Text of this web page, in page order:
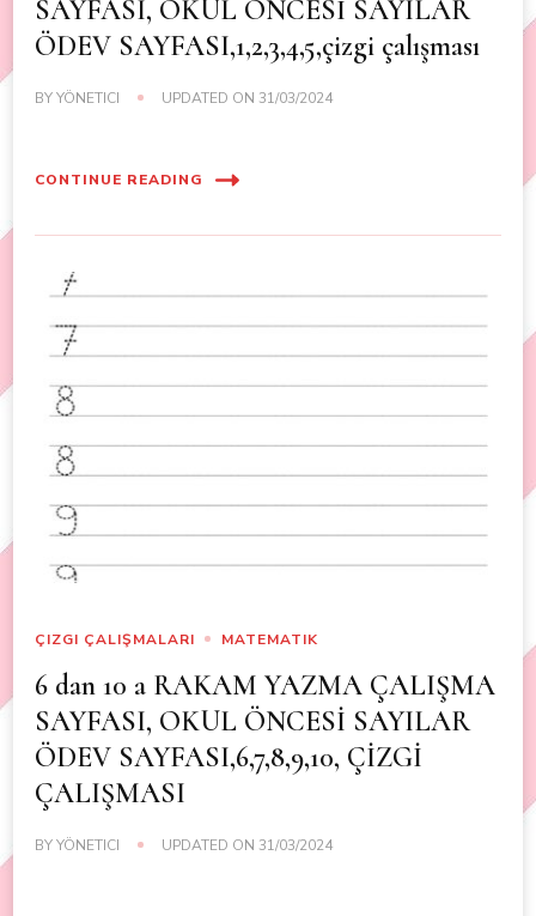
SAYFASI, OKUL ÖNCESİ SAYILAR
ÖDEV SAYFASI,1,2,3,4,5,çizgi çalışması
BYYÖNETICI UPDATED ON 31/03/2024
CONTINUE READING
ÇIZGI ÇALIŞMALARI MATEMATIK
6 dan 10 a RAKAM YAZMA ÇALIŞMA
SAYFASI, OKUL ÖNCESİ SAYILAR
ÖDEV SAYFASI,6,7,8,9,10, ÇİZGİ
ÇALIŞMASI
BYYÖNETICI UPDATED ON 31/03/2024